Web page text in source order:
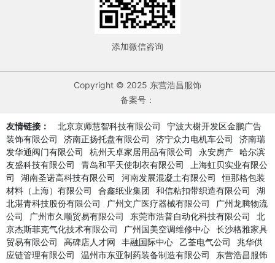
添加微信咨询
Copyright © 2025 东营浩昌服饰
备案号：
友情链接： 北京京师慧智科技有限公司
宁波大榭开发区金鹏广告
装饰有限公司
济南正扬托盘有限公司 济宁众力电机车公司
济南瑞
发华通阀门有限公司
杭州天卓家居用品有限公司 永安房产 哈尔滨
友盛科技有限公司
青岛和平天使制衣有限公司
上海虹贝实业有限公
司
湖南圣诺高科技有限公司 河南发展混凝土有限公司
恒那格包装
材料（上海）有限公司
合鑫纸业集团 和信粘扣带织造有限公司
湖
北湛青科技股份有限公司
广州文广医疗器械有限公司
广州龙腾物流
公司
广州市久顺贸易有限公司 东莞市浩普自动化科技有限公司
北
京杰斯菲克气化技术有限公司
广州国美空调维修中心 长沙格雅家具
贸易有限公司
高碑店人才网 丰融国际中心 乙荃电气公司
兆华供
应链管理有限公司
温州市东亚制药装备制造有限公司
东营浩昌服饰